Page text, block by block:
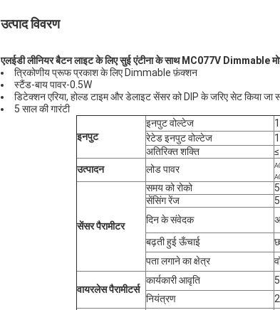
उत्पाद विवरण
एलईडी लीनियर बैटन लाइट के लिए सुई एंटीना के साथ MC077V Dimmable
त्रिकोणीय प्रूफ प्रकाश के लिए Dimmable फ़ंक्शन
स्टैंड-बाय पावर-0.5W
डिटेक्शन एरिया, होल्ड टाइम और डेलाइट सेंसर को DIP के जरिए सेट किया जा
5 साल की गारंटी
इनपुट
इनपुट वोल्टेज
रेटेड इनपुट वोल्टेज
अतिरिक्त शक्ति
उत्पादन
लोड पावर
सेंसर पैरामीटर
समय को रोको
सेंसिंग रेंज
दिन के संवेदक
बढ़ती हुई ऊँचाई
पता लगाने का क्षेत्र
वायरलेसपैरामीटर्स
कार्यकारी आवृति
नियंत्रण